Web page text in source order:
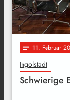
notes 11. Februar
Ingolstadt
Schwierige